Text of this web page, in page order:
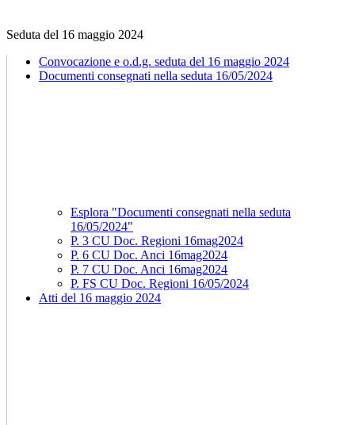
Seduta del 16 maggio 2024
Convocazione e o.d.g. seduta del 16 maggio 2024
Documenti consegnati nella seduta 16/05/2024
Esplora "Documenti consegnati nella seduta
16/05/2024"
P. 3 CU Doc. Regioni 16mag2024
P. 6 CU Doc. Anci 16mag2024
P. 7 CU Doc. Anci 16mag2024
P. FS CU Doc. Regioni 16/05/2024
Atti del 16 maggio 2024